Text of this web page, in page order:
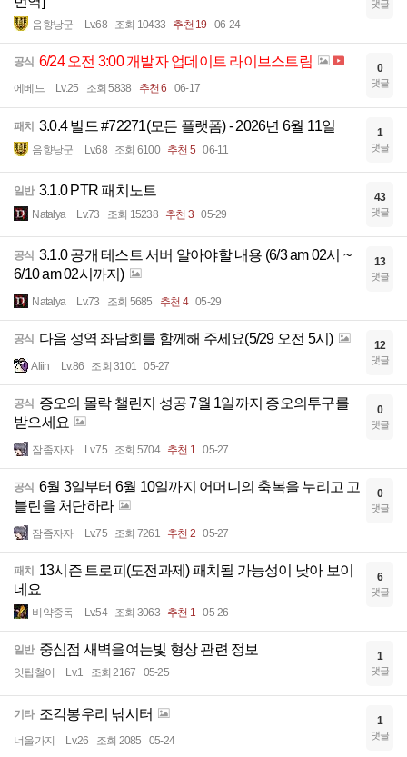
음향낭군 Lv.68 조회 10433 추천 19 06-24
댓글
공식 6/24 오전 3:00 개발자 업데이트 라이브스트림
에베드 Lv.25 조회 5838 추천 6 06-17
0
댓글
패치 3.0.4 빌드 #72271(모든 플랫폼) - 2026년 6월 11일
음향낭군 Lv.68 조회 6100 추천 5 06-11
1
댓글
일반 3.1.0 PTR 패치노트
Natalya Lv.73 조회 15238 추천 3 05-29
43
댓글
공식 3.1.0 공개 테스트 서버 알아야할 내용 (6/3 am 02시 ~
6/10 am 02시까지)
Natalya Lv.73 조회 5685 추천 4 05-29
13
댓글
공식 다음 성역 좌담회를 함께해 주세요(5/29 오전 5시)
Aliin Lv.86 조회 3101 05-27
12
댓글
공식 증오의 몰락 챌린지 성공 7월 1일까지 증오의투구를
받으세요
잠좀자자 Lv.75 조회 5704 추천 1 05-27
0
댓글
공식 6월 3일부터 6월 10일까지 어머니의 축복을 누리고 고
블린을 처단하라
잠좀자자 Lv.75 조회 7261 추천 2 05-27
0
댓글
패치 13시즌 트로피(도전과제) 패치될 가능성이 낮아 보이
네요
비약중독 Lv.54 조회 3063 추천 1 05-26
6
댓글
일반 중심점 새벽을여는빛 형상 관련 정보
잇팁철이 Lv.1 조회 2167 05-25
1
댓글
기타 조각봉우리 낚시터
너울가지 Lv.26 조회 2085 05-24
1
댓글